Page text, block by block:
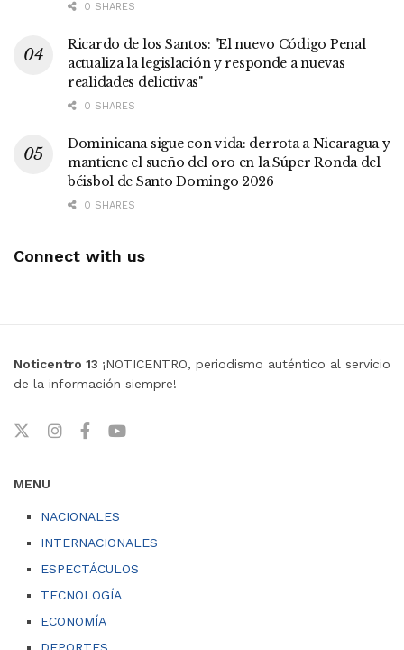
0 SHARES
Ricardo de los Santos: "El nuevo Código Penal
actualiza la legislación y responde a nuevas
realidades delictivas"
0 SHARES
Dominicana sigue con vida: derrota a Nicaragua y
mantiene el sueño del oro en la Súper Ronda del
béisbol de Santo Domingo 2026
0 SHARES
Connect with us
Noticentro 13 ¡NOTICENTRO, periodismo auténtico al servicio
de la información siempre!
MENU
NACIONALES
INTERNACIONALES
ESPECTÁCULOS
TECNOLOGÍA
ECONOMÍA